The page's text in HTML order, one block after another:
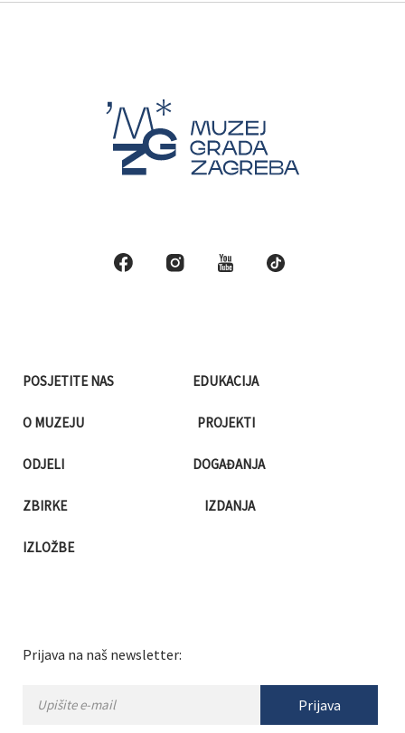
POSJETITE NAS
O MUZEJU
ODJELI
ZBIRKE
IZLOŽBE
EDUKACIJA
PROJEKTI
DOGAĐANJA
IZDANJA
Prijava na naš newsletter:
Prijava